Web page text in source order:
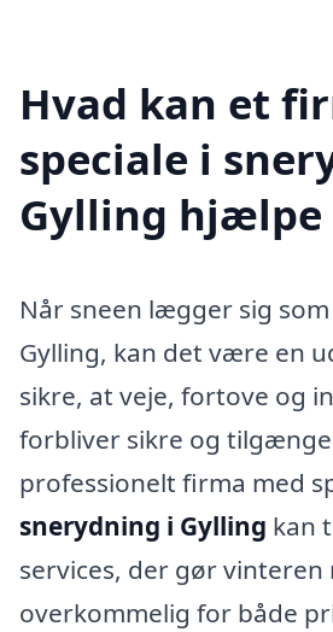
Hvad kan et
speciale i
Gylling hjælpe
Når sneen lægger sig
Gylling, kan det være en
sikre, at veje, fortove og
forbliver sikre og
professionelt firma med
snerydning i Gylling kan
services, der gør vinteren
overkommelig for både